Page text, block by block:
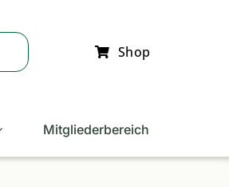
Shop
Mitgliederbereich